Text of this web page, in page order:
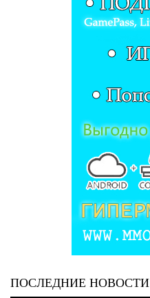
ПОСЛЕДНИЕ НОВОСТИ